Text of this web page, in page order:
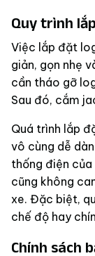
Quy trình
Việc lắp đặt
giản, gọn nhẹ
cần tháo gỡ
Sau đó, cắm
Quá trình lắp
vô cùng dễ
thống điện
cũng không
xe. Đặc biệt,
chế độ hay
Chính sách